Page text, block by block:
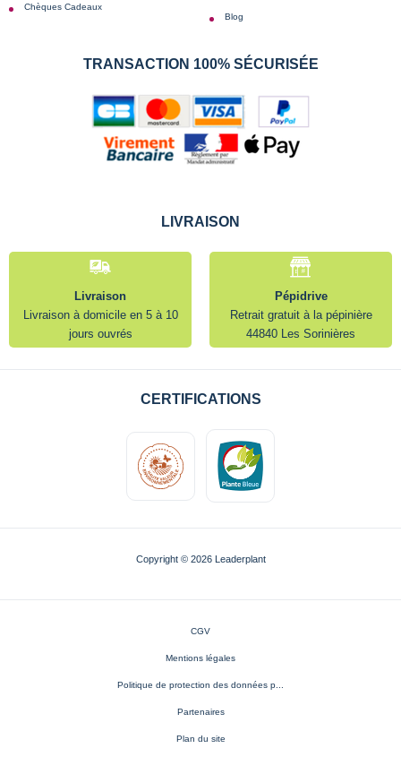
Chèques Cadeaux
Blog
TRANSACTION 100% SÉCURISÉE
LIVRAISON
Livraison
Livraison à domicile en 5 à 10
jours ouvrés
Pépidrive
Retrait gratuit à la pépinière
44840 Les Sorinières
CERTIFICATIONS
Copyright © 2026 Leaderplant
CGV
Mentions légales
Politique de protection des données p...
Partenaires
Plan du site